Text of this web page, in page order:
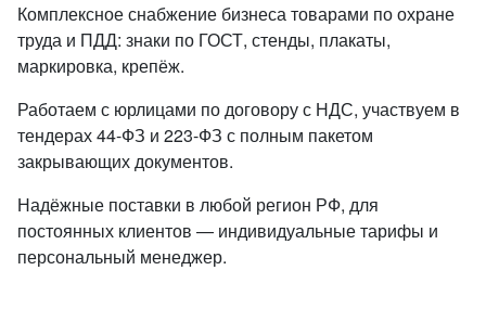
Комплексное снабжение бизнеса товарами по охране
труда и ПДД: знаки по ГОСТ, стенды, плакаты,
маркировка, крепёж.
Работаем с юрлицами по договору с НДС, участвуем в
тендерах 44-ФЗ и 223-ФЗ с полным пакетом
закрывающих документов.
Надёжные поставки в любой регион РФ, для
постоянных клиентов — индивидуальные тарифы и
персональный менеджер.